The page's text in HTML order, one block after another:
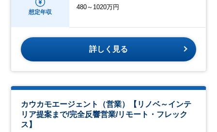
想定年収
480～1020万円
詳しく見る
カウカモエージェント（営業）【リノベ～インテ
リア提案まで/完全反響営業/リモート・フレック
ス】